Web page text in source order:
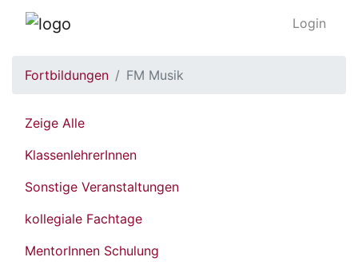
Login
Fortbildungen FM Musik
Zeige Alle
KlassenlehrerInnen
Sonstige Veranstaltungen
kollegiale Fachtage
MentorInnen Schulung